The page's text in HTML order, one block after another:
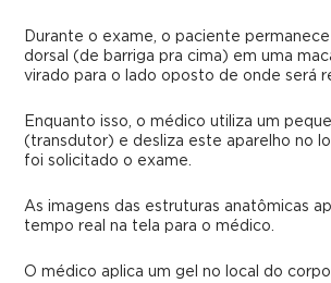
Durante o exame, o paciente
dorsal (de barriga pra cima) em uma
virado para o lado oposto de onde será
Enquanto isso, o médico utiliza um
(transdutor) e desliza este aparelho no
foi solicitado o exame.
As imagens das estruturas anatômicas
tempo real na tela para o médico.
O médico aplica um gel no local do